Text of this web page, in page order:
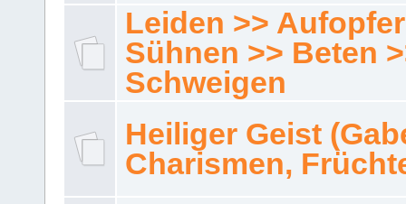
Leiden >>
Sühnen >> Beten
Schweigen
Heiliger Geist
Charismen,